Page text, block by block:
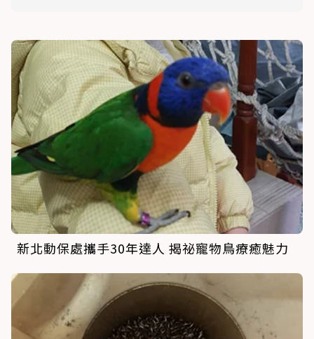
新北動保處攜手30年達人 揭祕寵物鳥療癒魅力